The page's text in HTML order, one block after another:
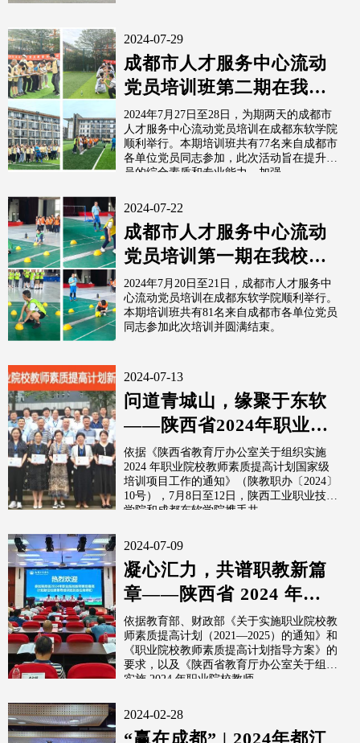
2024-07-29
成都市人才服务中心流动
党员培训班第二期在我校
圆满结束
2024年7月27日至28日，为期两天的成都市
人才服务中心流动党员培训在成都东软学院
顺利举行。本期培训班共有77名来自成都市
各单位党员同志参加，此次活动旨在提升学
员的综合素质和专业能力，加强...
2024-07-22
成都市人才服务中心流动
党员培训第一期在我校圆
满结束
2024年7月20日至21日，成都市人才服务中
心流动党员培训在成都东软学院顺利举行。
本期培训班共有81名来自成都市各单位党员
同志参加此次培训并圆满结束。
2024-07-13
问道青城山，缘聚于东软
——陕西省2024年职业院
校教师素质提高计划新任
校级领...
依据《陕西省教育厅办公室关于组织实施
2024 年职业院校教师素质提高计划国家级
培训项目工作的通知》（陕教职办〔2024〕
10号），7月8日至12日，陕西工业职业技术
学院和成都东软学院携手共...
2024-07-09
凝心汇力，共谱职教新篇
章——陕西省 2024 年职
业院校教师素质提高计划
新任校级...
依据教育部、财政部《关于实施职业院校教
师素质提高计划（2021—2025）的通知》和
《职业院校教师素质提高计划指导方案》的
要求，以及《陕西省教育厅办公室关于组织
实施 2024 年职业院校教师...
2024-02-28
“赢在成都” | 2024年都江